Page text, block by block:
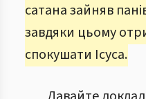
сатана зайняв
завдяки цьому
спокушати Ісуса.